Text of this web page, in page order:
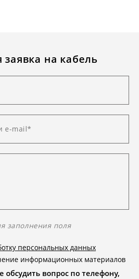
заявка на кабель
заполнения поля
персональных данных
информационных материалов
обсудить вопрос по телефону,